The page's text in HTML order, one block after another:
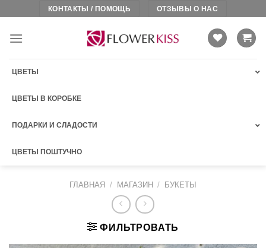
content
КОНТАКТЫ / ПОМОЩЬ ОТЗЫВЫ О НАС
ЦВЕТЫ
ЦВЕТЫ В КОРОБКЕ
ПОДАРКИ И СЛАДОСТИ
ЦВЕТЫ ПОШТУЧНО
ГЛАВНАЯ / МАГАЗИН / БУКЕТЫ
ФИЛЬТРОВАТЬ